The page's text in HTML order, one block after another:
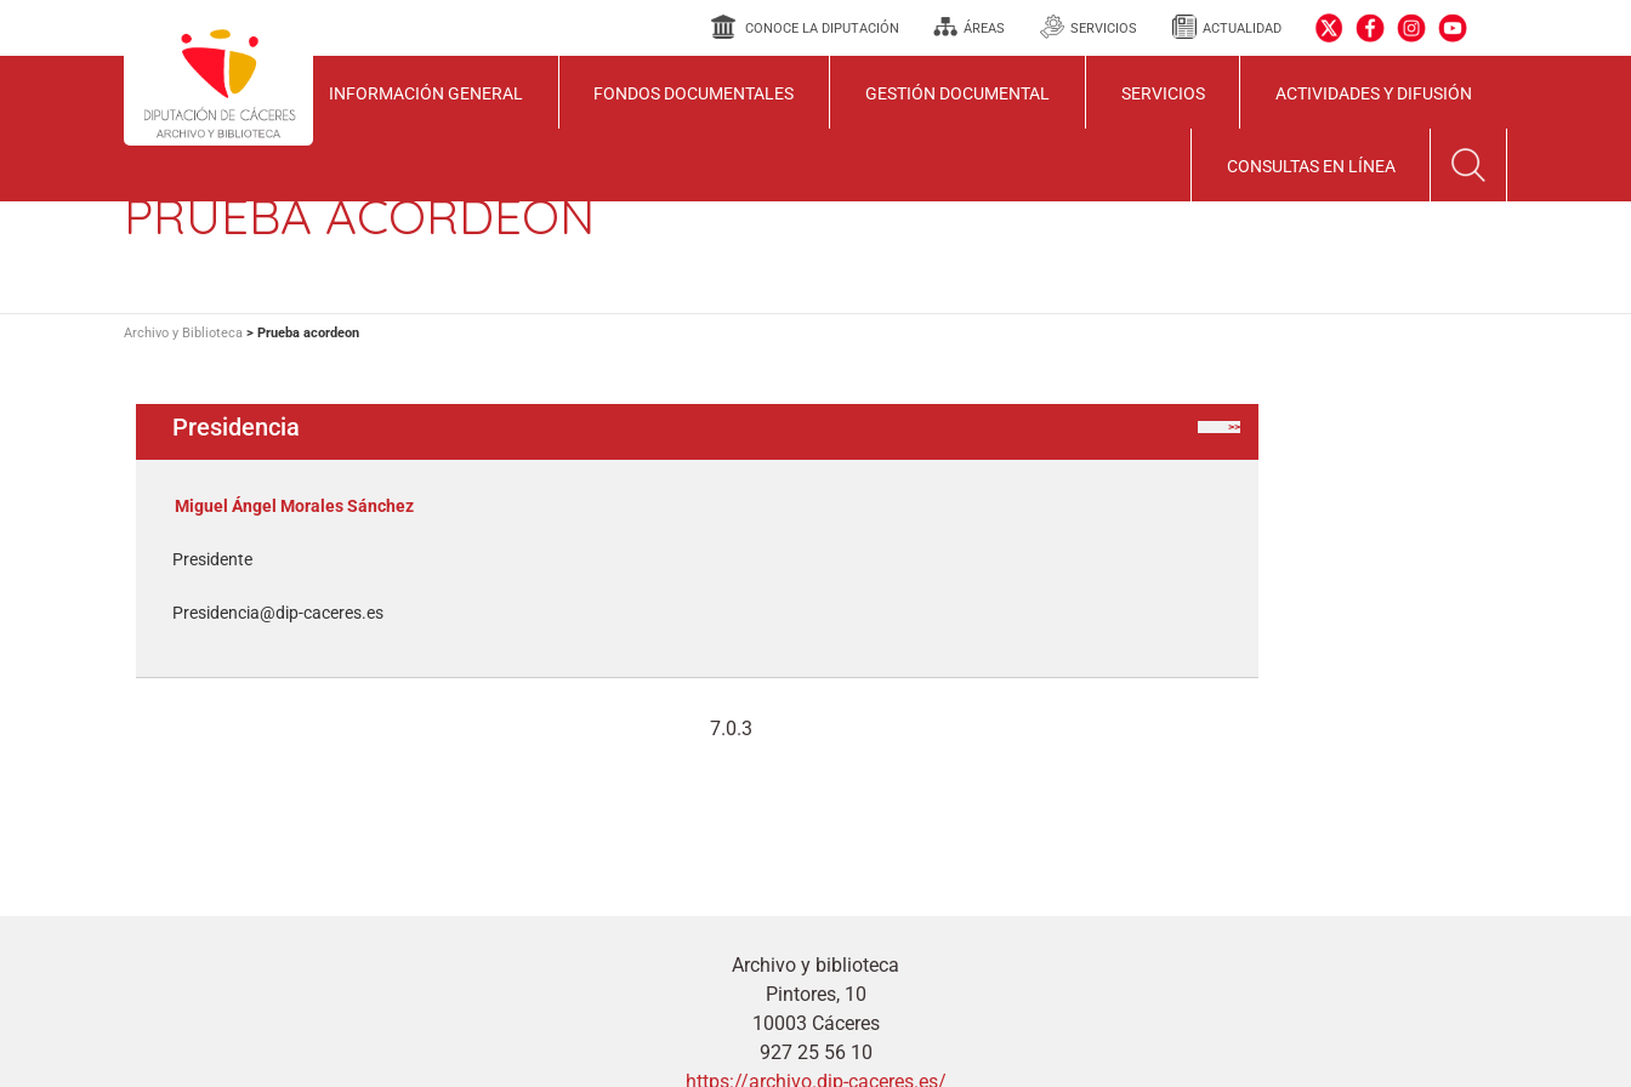
CONOCE LA DIPUTACIÓN ÁREAS SERVICIOS ACTUALIDAD
INFORMACIÓN GENERAL FONDOS DOCUMENTALES GESTIÓN DOCUMENTAL SERVICIOS ACTIVIDADES Y DIFUSIÓN
CONSULTAS EN LÍNEA
PRUEBA ACORDEON
Archivo y Biblioteca > Prueba acordeon
Presidencia
Miguel Ángel Morales Sánchez
Presidente
Presidencia@dip-caceres.es
7.0.3
Archivo y biblioteca
Pintores, 10
10003 Cáceres
927 25 56 10
https://archivo.dip-caceres.es/